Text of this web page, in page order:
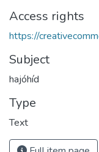
Access rights
https://
Subject
hajóhíd
Type
Text